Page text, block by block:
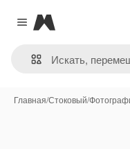
Close menu
Magnific
Главная/Стоковый/